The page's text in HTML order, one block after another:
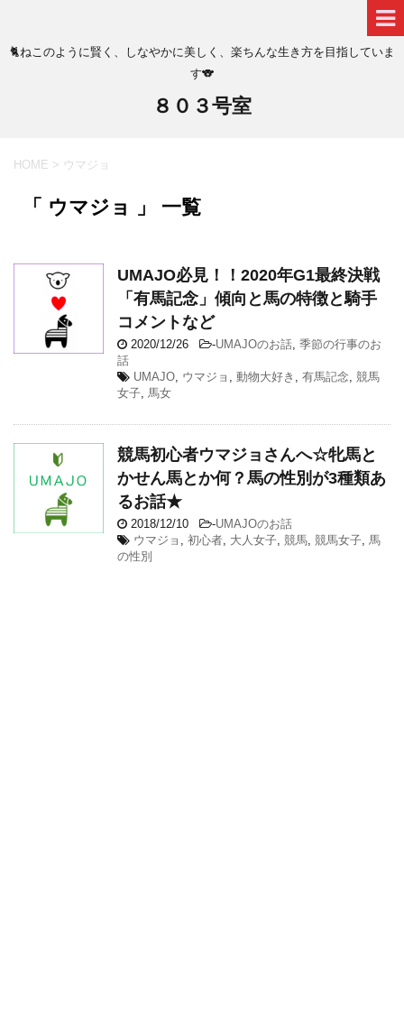
🐈ねこのように賢く、しなやかに美しく、楽ちんな生き方を目指していま
す🐨
８０３号室
HOME > ウマジョ
「 ウマジョ 」 一覧
UMAJO必見！！2020年G1最終決戦
「有馬記念」傾向と馬の特徴と騎手
コメントなど
2020/12/26 -UMAJOのお話 季節の行事のお
話
UMAJO ウマジョ 動物大好き 有馬記念 競馬
女子 馬女
競馬初心者ウマジョさんへ☆牝馬と
かせん馬とか何？馬の性別が3種類あ
るお話★
2018/12/10 -UMAJOのお話
ウマジョ
初心者 大人女子 競馬 競馬女子 馬
の性別